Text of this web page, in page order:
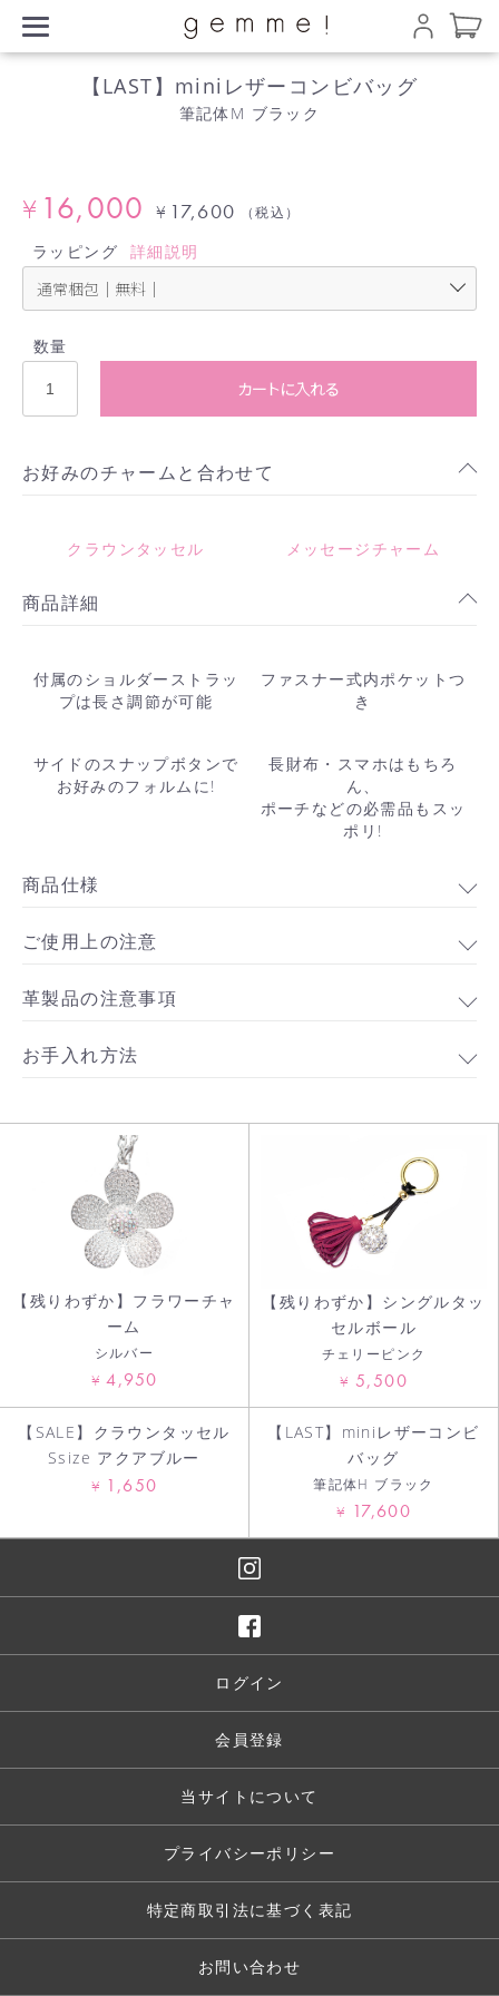
【LAST】miniレザーコンビバッグ
筆記体M ブラック
¥ 16,000 ¥ 17,600 （税込）
ラッピング 詳細説明
数量
カートに入れる
お買い物を続ける
お好みのチャームと合わせて
クラウンタッセル メッセージチャーム
商品詳細
付属のショルダーストラッ
プは長さ調節が可能
ファスナー式内ポケットつ
き
サイドのスナップボタンで
お好みのフォルムに!
長財布・スマホはもちろ
ん、
ポーチなどの必需品もスッ
ポリ!
商品仕様
ご使用上の注意
革製品の注意事項
お手入れ方法
【残りわずか】フラワーチャ
ーム
シルバー
¥ 4,950
【残りわずか】シングルタッ
セルボール
チェリーピンク
¥ 5,500
【SALE】クラウンタッセル
Ssize アクアブルー
¥ 1,650
【LAST】miniレザーコンビ
バッグ
筆記体H ブラック
¥ 17,600
ログイン
会員登録
当サイトについて
プライバシーポリシー
特定商取引法に基づく表記
お問い合わせ